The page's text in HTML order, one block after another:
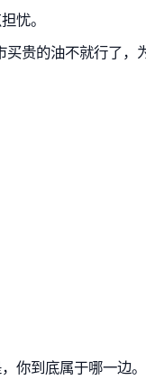
忧。
贵的油不就行了，
到底属于哪一边。